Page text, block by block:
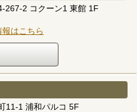
267-2 コクーン1 東館 1F
はこちら
11-1 浦和パルコ 5F